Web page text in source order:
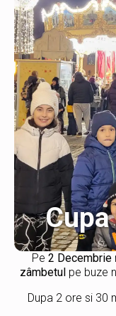
Pe 2 Decembrie
zâmbetul pe buze
Dupa 2 ore si 30